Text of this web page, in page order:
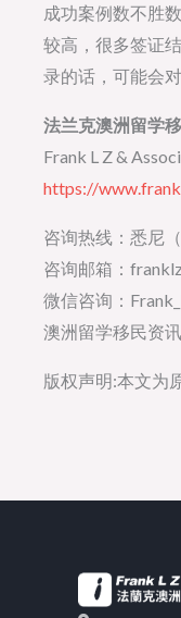
成功案例数不胜
较高，很多签证
录的话，可能会
法兰克澳洲留学
Frank L Z &
https://
咨询热线：悉尼
咨询邮箱：
微信咨询：
澳洲留学移民资
版权声明:本文为